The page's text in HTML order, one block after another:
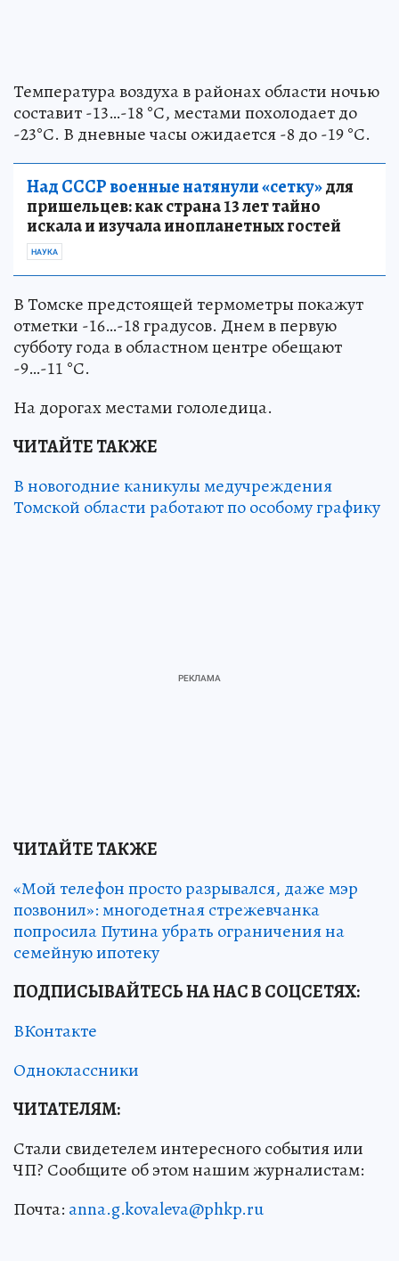
Температура воздуха в районах области ночью
составит -13…-18 °С, местами похолодает до
-23°С. В дневные часы ожидается -8 до -19 °С.
Над СССР военные натянули «сетку»для
пришельцев: как страна 13 лет тайно
искала и изучала инопланетных гостей
НАУКА
В Томске предстоящей термометры покажут
отметки -16…-18 градусов. Днем в первую
субботу года в областном центре обещают
-9…-11 °С.
На дорогах местами гололедица.
ЧИТАЙТЕ ТАКЖЕ
В новогодние каникулы медучреждения
Томской области работают по особому графику
ЧИТАЙТЕ ТАКЖЕ
«Мой телефон просто разрывался, даже мэр
позвонил»: многодетная стрежевчанка
попросила Путина убрать ограничения на
семейную ипотеку
ПОДПИСЫВАЙТЕСЬ НА НАС В СОЦСЕТЯХ:
ВКонтакте
Одноклассники
ЧИТАТЕЛЯМ:
Стали свидетелем интересного события или
ЧП? Сообщите об этом нашим журналистам:
Почта: anna.g.kovaleva@phkp.ru